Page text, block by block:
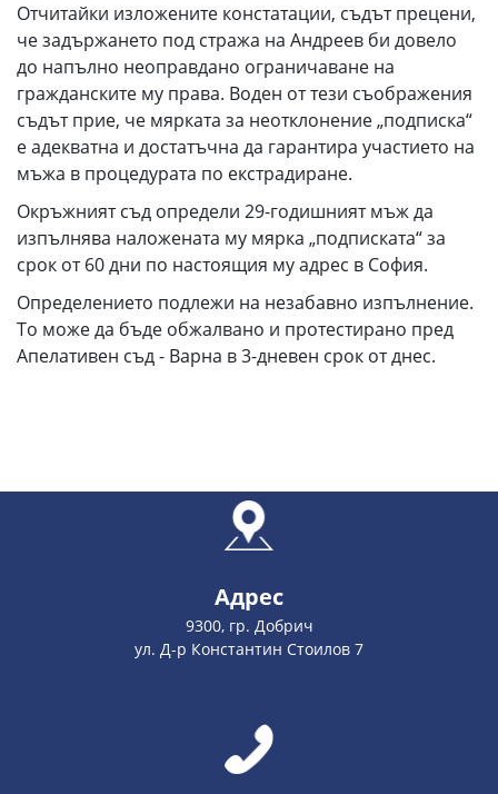
Отчитайки изложените констатации, съдът прецени,
че задържането под стража на Андреев би довело
до напълно неоправдано ограничаване на
гражданските му права. Воден от тези съображения
съдът прие, че мярката за неотклонение „подписка“
е адекватна и достатъчна да гарантира участието на
мъжа в процедурата по екстрадиране.
Окръжният съд определи 29-годишният мъж да
изпълнява наложената му мярка „подписката“ за
срок от 60 дни по настоящия му адрес в София.
Определението подлежи на незабавно изпълнение.
То може да бъде обжалвано и протестирано пред
Апелативен съд - Варна в 3-дневен срок от днес.
Адрес
9300, гр. Добрич
ул. Д-р Константин Стоилов 7